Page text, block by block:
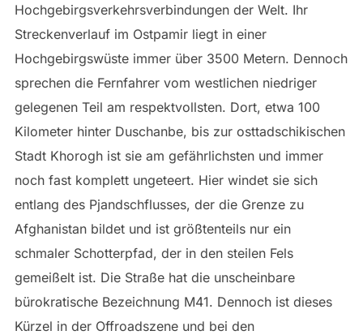
Hochgebirgsverkehrsverbindungen der Welt. Ihr
Streckenverlauf im Ostpamir liegt in einer
Hochgebirgswüste immer über 3500 Metern. Dennoch
sprechen die Fernfahrer vom westlichen niedriger
gelegenen Teil am respektvollsten. Dort, etwa 100
Kilometer hinter Duschanbe, bis zur osttadschikischen
Stadt Khorogh ist sie am gefährlichsten und immer
noch fast komplett ungeteert. Hier windet sie sich
entlang des Pjandschflusses, der die Grenze zu
Afghanistan bildet und ist größtenteils nur ein
schmaler Schotterpfad, der in den steilen Fels
gemeißelt ist. Die Straße hat die unscheinbare
bürokratische Bezeichnung M41. Dennoch ist dieses
Kürzel in der Offroadszene und bei den